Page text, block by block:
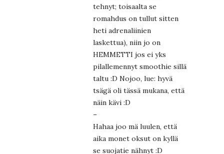
tehnyt; toisaalta se
romahdus on tullut sitten
heti adrenaliinien
laskettua), niin jo on
HEMMETTI jos ei yks
pilallemennyt smoothie sillä
taltu :D Nojoo, lue: hyvä
tsägä oli tässä mukana, että
näin kävi :D
–
Hahaa joo mä luulen, että
aika monet oksut on kyllä
se suojatie nähnyt :D